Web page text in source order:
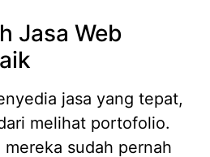
Jasa Web
jasa yang tepat,
melihat portofolio.
sudah pernah